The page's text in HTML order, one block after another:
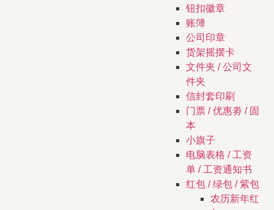
钮扣徽章
账簿
公司印章
货架摇摆卡
文件夹 / 公司文
件夹
信封套印刷
门票 / 优惠劵 / 固
本
小旗子
电脑表格 / 工资
单 / 工资通知书
红包 / 绿包 / 紫包
农历新年红